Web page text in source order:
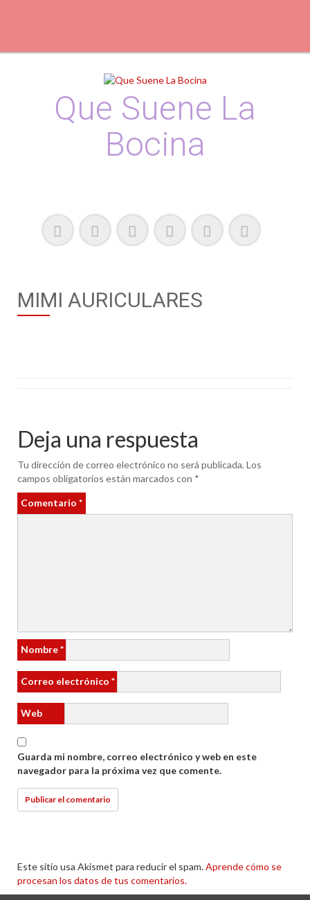
Que Suene La
Bocina
MIMI AURICULARES
Deja una respuesta
Tu dirección de correo electrónico no será publicada.Los
campos obligatorios están marcados con *
Comentario *
Nombre*
Correo electrónico *
Web
Guarda mi nombre, correo electrónico y web en este
navegador para la próxima vez que comente.
Este sitio usa Akismet para reducir el spam.Aprende cómo se
procesan los datos de tus comentarios.